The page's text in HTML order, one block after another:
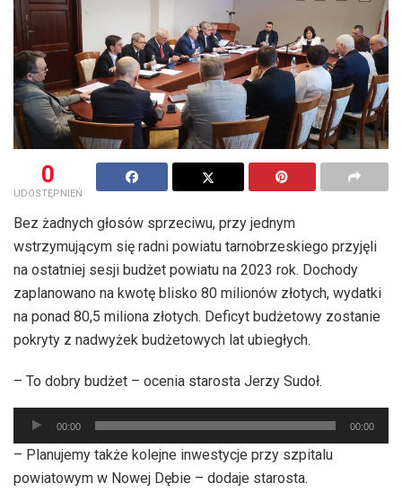
0
UDOSTĘPNIEŃ
Bez żadnych głosów sprzeciwu, przy jednym
wstrzymującym się radni powiatu tarnobrzeskiego przyjęli
na ostatniej sesji budżet powiatu na 2023 rok. Dochody
zaplanowano na kwotę blisko 80 milionów złotych, wydatki
na ponad 80,5 miliona złotych. Deficyt budżetowy zostanie
pokryty z nadwyżek budżetowych lat ubiegłych.
– To dobry budżet – ocenia starosta Jerzy Sudoł.
Odtwarzacz
plików
dźwiękowych
00:00 00:00
– Planujemy także kolejne inwestycje przy szpitalu
powiatowym w Nowej Dębie – dodaje starosta.